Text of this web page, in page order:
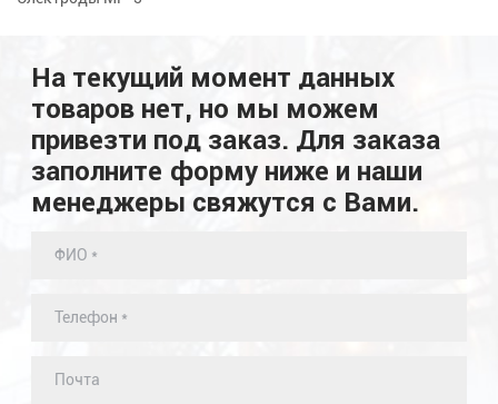
На текущий момент данных
товаров нет, но мы можем
привезти под заказ. Для заказа
заполните форму ниже и наши
менеджеры свяжутся с Вами.